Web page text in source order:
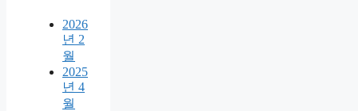
2026
년 2
월
2025
년 4
월